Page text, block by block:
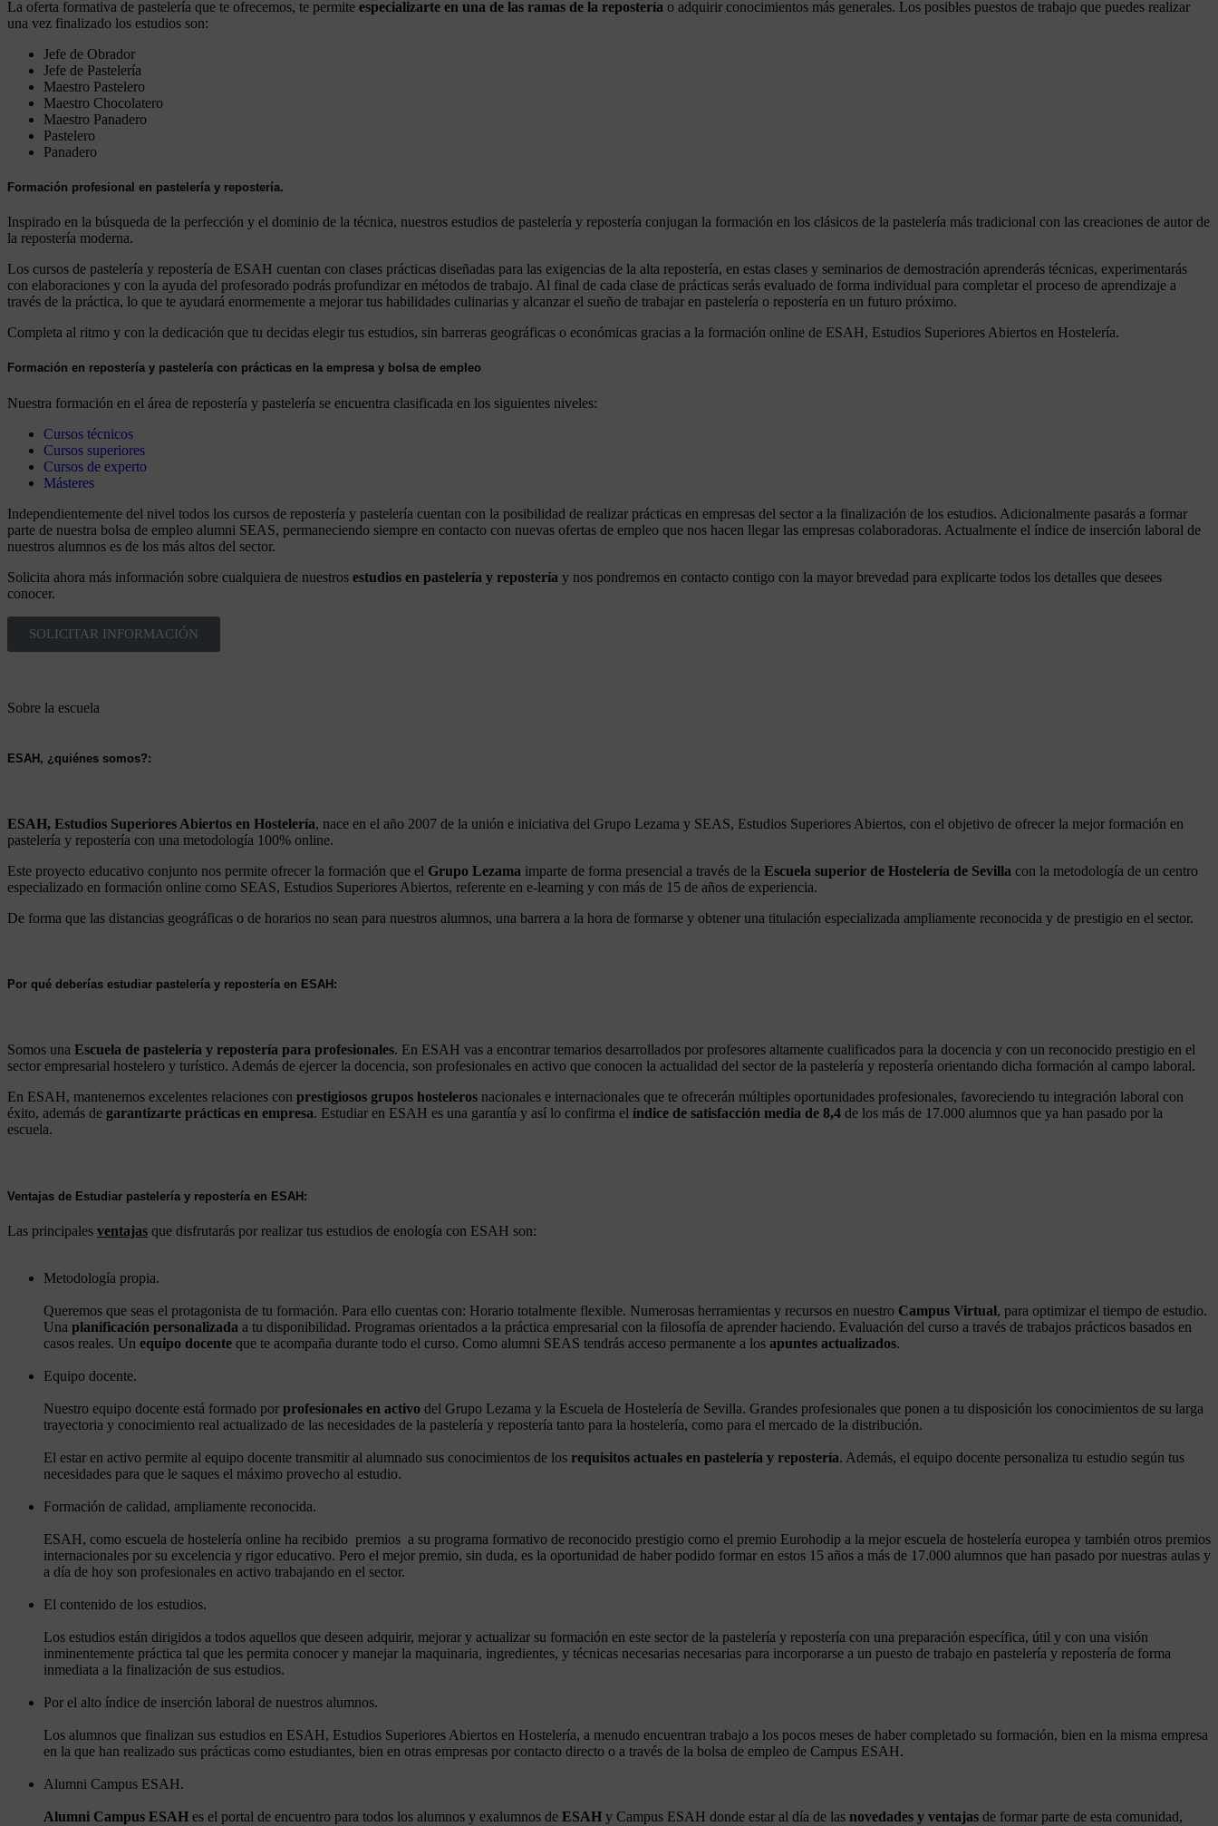
La oferta formativa de pastelería que te ofrecemos, te permite especializarte en una de las ramas de la repostería o adquirir conocimientos más generales. Los posibles puestos de trabajo que puedes realizar
una vez finalizado los estudios son:
Jefe de Obrador
Jefe de Pastelería
Maestro Pastelero
Maestro Chocolatero
Maestro Panadero
Pastelero
Panadero
Formación profesional en pastelería y repostería.
Inspirado en la búsqueda de la perfección y el dominio de la técnica, nuestros estudios de pastelería y repostería conjugan la formación en los clásicos de la pastelería más tradicional con las creaciones de autor de
la repostería moderna.
Los cursos de pastelería y repostería de ESAH cuentan con clases prácticas diseñadas para las exigencias de la alta repostería, en estas clases y seminarios de demostración aprenderás técnicas, experimentarás
con elaboraciones y con la ayuda del profesorado podrás profundizar en métodos de trabajo. Al final de cada clase de prácticas serás evaluado de forma individual para completar el proceso de aprendizaje a
través de la práctica, lo que te ayudará enormemente a mejorar tus habilidades culinarias y alcanzar el sueño de trabajar en pastelería o repostería en un futuro próximo.
Completa al ritmo y con la dedicación que tu decidas elegir tus estudios, sin barreras geográficas o económicas gracias a la formación online de ESAH, Estudios Superiores Abiertos en Hostelería.
Formación en repostería y pastelería con prácticas en la empresa y bolsa de empleo
Nuestra formación en el área de repostería y pastelería se encuentra clasificada en los siguientes niveles:
Cursos técnicos
Cursos superiores
Cursos de experto
Másteres
Independientemente del nivel todos los cursos de repostería y pastelería cuentan con la posibilidad de realizar prácticas en empresas del sector a la finalización de los estudios. Adicionalmente pasarás a formar
parte de nuestra bolsa de empleo alumni SEAS, permaneciendo siempre en contacto con nuevas ofertas de empleo que nos hacen llegar las empresas colaboradoras. Actualmente el índice de inserción laboral de
nuestros alumnos es de los más altos del sector.
Solicita ahora más información sobre cualquiera de nuestros estudios en pastelería y repostería y nos pondremos en contacto contigo con la mayor brevedad para explicarte todos los detalles que desees
conocer.
SOLICITAR INFORMACIÓN
Sobre la escuela
ESAH, ¿quiénes somos?:
ESAH, Estudios Superiores Abiertos en Hostelería, nace en el año 2007 de la unión e iniciativa del Grupo Lezama y SEAS, Estudios Superiores Abiertos, con el objetivo de ofrecer la mejor formación en
pastelería y repostería con una metodología 100% online.
Este proyecto educativo conjunto nos permite ofrecer la formación que el Grupo Lezama imparte de forma presencial a través de la Escuela superior de Hostelería de Sevilla con la metodología de un centro
especializado en formación online como SEAS, Estudios Superiores Abiertos, referente en e-learning y con más de 15 de años de experiencia.
De forma que las distancias geográficas o de horarios no sean para nuestros alumnos, una barrera a la hora de formarse y obtener una titulación especializada ampliamente reconocida y de prestigio en el sector.
Por qué deberías estudiar pastelería y repostería en ESAH:
Somos una Escuela de pastelería y repostería para profesionales. En ESAH vas a encontrar temarios desarrollados por profesores altamente cualificados para la docencia y con un reconocido prestigio en el
sector empresarial hostelero y turístico. Además de ejercer la docencia, son profesionales en activo que conocen la actualidad del sector de la pastelería y repostería orientando dicha formación al campo laboral.
En ESAH, mantenemos excelentes relaciones con prestigiosos grupos hosteleros nacionales e internacionales que te ofrecerán múltiples oportunidades profesionales, favoreciendo tu integración laboral con
éxito, además de garantizarte prácticas en empresa. Estudiar en ESAH es una garantía y así lo confirma el índice de satisfacción media de 8,4 de los más de 17.000 alumnos que ya han pasado por la
escuela.
Ventajas de Estudiar pastelería y repostería en ESAH:
Las principales ventajas que disfrutarás por realizar tus estudios de enología con ESAH son:
Metodología propia.
​Queremos que seas el protagonista de tu formación. Para ello cuentas con: Horario totalmente flexible. Numerosas herramientas y recursos en nuestro Campus Virtual, para optimizar el tiempo de estudio.
Una planificación personalizada a tu disponibilidad. Programas orientados a la práctica empresarial con la filosofía de aprender haciendo. Evaluación del curso a través de trabajos prácticos basados en
casos reales. Un equipo docente que te acompaña durante todo el curso. Como alumni SEAS tendrás acceso permanente a los apuntes actualizados.
Equipo docente.
Nuestro equipo docente está formado por profesionales en activo del Grupo Lezama y la Escuela de Hostelería de Sevilla. Grandes profesionales que ponen a tu disposición los conocimientos de su larga
trayectoria y conocimiento real actualizado de las necesidades de la pastelería y repostería tanto para la hostelería, como para el mercado de la distribución.
El estar en activo permite al equipo docente transmitir al alumnado sus conocimientos de los requisitos actuales en pastelería y repostería. Además, el equipo docente personaliza tu estudio según tus
necesidades para que le saques el máximo provecho al estudio.
Formación de calidad, ampliamente reconocida.
ESAH, como escuela de hostelería online ha recibido premios a su programa formativo de reconocido prestigio como el premio Eurohodip a la mejor escuela de hostelería europea y también otros premios
internacionales por su excelencia y rigor educativo. Pero el mejor premio, sin duda, es la oportunidad de haber podido formar en estos 15 años a más de 17.000 alumnos que han pasado por nuestras aulas y
a día de hoy son profesionales en activo trabajando en el sector.
El contenido de los estudios.
Los estudios están dirigidos a todos aquellos que deseen adquirir, mejorar y actualizar su formación en este sector de la pastelería y repostería con una preparación específica, útil y con una visión
inminentemente práctica tal que les permita conocer y manejar la maquinaria, ingredientes, y técnicas necesarias necesarias para incorporarse a un puesto de trabajo en pastelería y repostería de forma
inmediata a la finalización de sus estudios.
Por el alto índice de inserción laboral de nuestros alumnos.
Los alumnos que finalizan sus estudios en ESAH, Estudios Superiores Abiertos en Hostelería, a menudo encuentran trabajo a los pocos meses de haber completado su formación, bien en la misma empresa
en la que han realizado sus prácticas como estudiantes, bien en otras empresas por contacto directo o a través de la bolsa de empleo de Campus ESAH.
Alumni Campus ESAH.
Alumni Campus ESAH es el portal de encuentro para todos los alumnos y exalumnos de ESAH y Campus ESAH donde estar al día de las novedades y ventajas de formar parte de esta comunidad,